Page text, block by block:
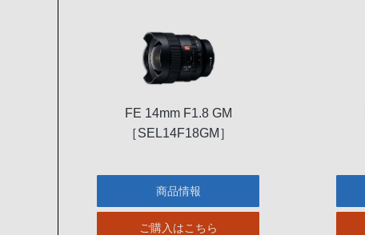
FE 14mm F1.8 GM
［SEL14F18GM］
商品情報
ご購入はこちら